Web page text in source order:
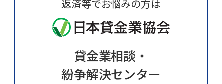
返済等でお悩みの方は
貸金業相談・
紛争解決センター